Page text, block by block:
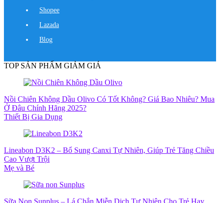
Shopee
Lazada
Blog
TOP SẢN PHẨM GIẢM GIÁ
Nồi Chiên Không Dầu Olivo Có Tốt Không? Giá Bao Nhiêu? Mua
Ở Đâu Chính Hãng 2025?
Thiết Bị Gia Dụng
Lineabon D3K2 – Bổ Sung Canxi Tự Nhiên, Giúp Trẻ Tăng Chiều
Cao Vượt Trội
Mẹ và Bé
Sữa Non Sunplus – Lá Chắn Miễn Dịch Tự Nhiên Cho Trẻ Hay